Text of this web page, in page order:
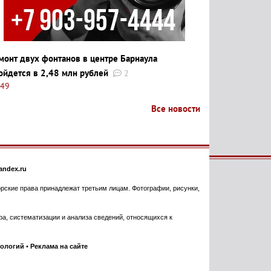
двух фонтанов в центре Барнаула
в 2,48 млн рублей
2
Все новости
права принадлежат третьим лицам. Фотографии, рисунки,
систематизации и анализа сведений, относящихся к
• Реклама на сайте